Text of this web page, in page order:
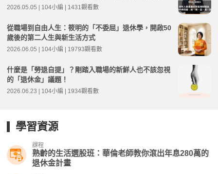
高年級不打烊 x 用 AI 點亮第二人生 EP271
2026.05.05 | 104小編 | 1431觀看數
從職場到自由人生：筱明的「不委屈」退休學，開啟50
歲後的第二人生與新生活方式
2026.06.05 | 104小編 | 19793觀看數
什麼是「勞退自提」？剛踏入職場的新鮮人也不該忽視
的「退休金」議題！
2026.06.23 | 104小編 | 1934觀看數
學習資源
課程
熟齡的生活選股班：華倫老師教你滾出年息280萬的
退休金計畫